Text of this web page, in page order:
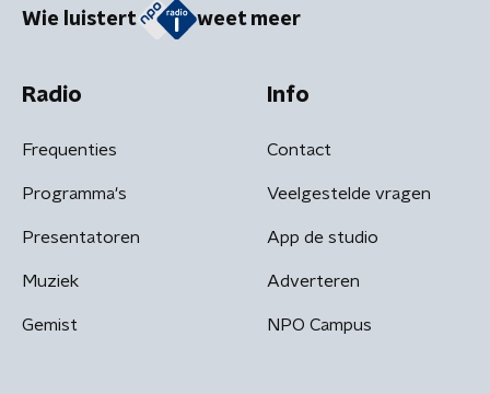
Wie luistert weet meer
Radio
Frequenties
Programma's
Presentatoren
Muziek
Gemist
Info
Contact
Veelgestelde vragen
App de studio
Adverteren
NPO Campus